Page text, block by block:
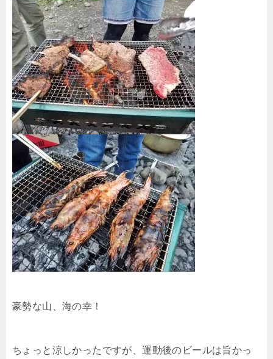
豪勢な山、海の幸！
ちょっと涼しかったですが、運動後のビールは旨かっ